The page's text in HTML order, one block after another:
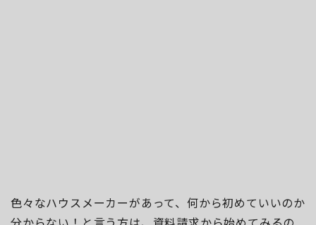
色々なハウスメーカーがあって、何から初めていいのか